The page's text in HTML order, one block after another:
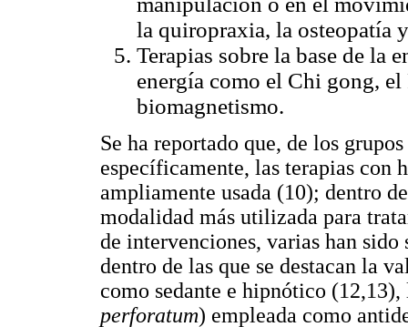
la quiropraxia, la osteopatía
Terapias sobre la base de la
energía como el Chi gong,
biomagnetismo.
Se ha reportado que, de los
específicamente, las terapias con
ampliamente usada (10); dentro
modalidad más utilizada para
de intervenciones, varias han
dentro de las que se destacan la
como sedante e hipnótico (12,13),
perforatum) empleada como